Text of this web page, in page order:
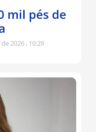
mil pés de
2026 10:29